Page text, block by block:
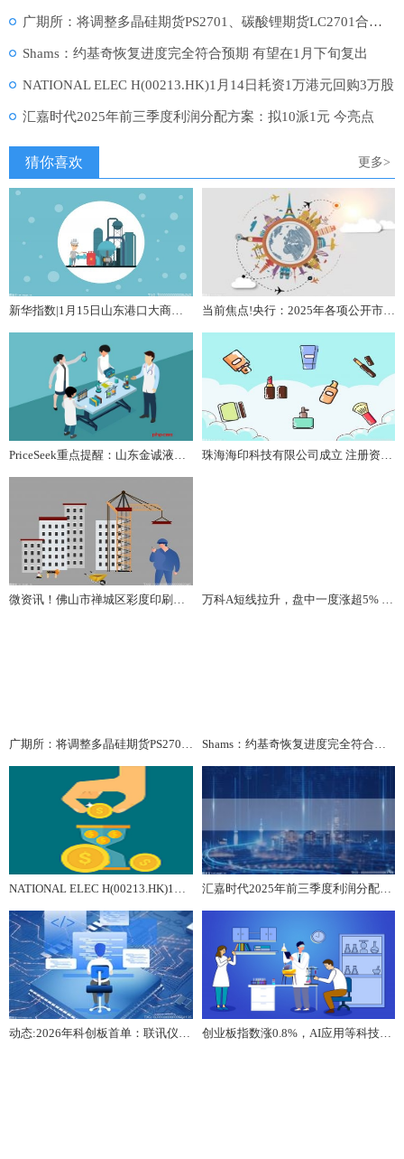
广期所：将调整多晶硅期货PS2701、碳酸锂期货LC2701合约交易手续费
Shams：约基奇恢复进度完全符合预期 有望在1月下旬复出
NATIONAL ELEC H(00213.HK)1月14日耗资1万港元回购3万股
汇嘉时代2025年前三季度利润分配方案：拟10派1元 今亮点
猜你喜欢 更多>
新华指数|1月15日山东港口大商中心钢坯、热轧C料价格平稳 当前焦点!央行：2025年各项公开市场操作累计净投放6万亿元，买断式回购净投放3.8万亿元
PriceSeek重点提醒：山东金诚液化气报价上调|每日速看 珠海海印科技有限公司成立 注册资本50万人民币 焦点关注
微资讯！佛山市禅城区彩度印刷包装商行（个体工商户）成立 注册资本5万人民币 万科A短线拉升，盘中一度涨超5% 报资讯
广期所：将调整多晶硅期货PS2701、碳酸锂期货LC2701合约交易手续费 Shams：约基奇恢复进度完全符合预期 有望在1月下旬复出
NATIONAL ELEC H(00213.HK)1月14日耗资1万港元回购3万股 汇嘉时代2025年前三季度利润分配方案：拟10派1元 今亮点
动态:2026年科创板首单：联讯仪器IPO过会 创业板指数涨0.8%，AI应用等科技成长扩散方向受关注，创业板ETF易方达（159915）成交活跃